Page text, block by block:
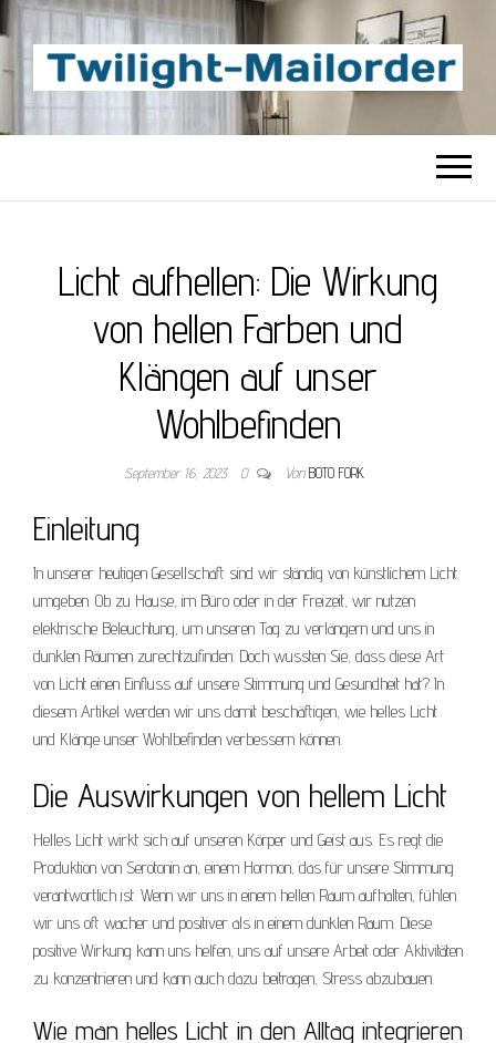
TWILIGHT-
MAILORDER
Beste Content-Sharing-Site
Licht aufhellen: Die Wirkung
von hellen Farben und
Klängen auf unser
Wohlbefinden
September 16, 2023 0 Von BOTO FORK
Einleitung
In unserer heutigen Gesellschaft sind wir ständig von künstlichem Licht
umgeben. Ob zu Hause, im Büro oder in der Freizeit, wir nutzen
elektrische Beleuchtung, um unseren Tag zu verlängern und uns in
dunklen Räumen zurechtzufinden. Doch wussten Sie, dass diese Art
von Licht einen Einfluss auf unsere Stimmung und Gesundheit hat? In
diesem Artikel werden wir uns damit beschäftigen, wie helles Licht
und Klänge unser Wohlbefinden verbessern können.
Die Auswirkungen von hellem Licht
Helles Licht wirkt sich auf unseren Körper und Geist aus. Es regt die
Produktion von Serotonin an, einem Hormon, das für unsere Stimmung
verantwortlich ist. Wenn wir uns in einem hellen Raum aufhalten, fühlen
wir uns oft wacher und positiver als in einem dunklen Raum. Diese
positive Wirkung kann uns helfen, uns auf unsere Arbeit oder Aktivitäten
zu konzentrieren und kann auch dazu beitragen, Stress abzubauen.
Wie man helles Licht in den Alltag integrieren